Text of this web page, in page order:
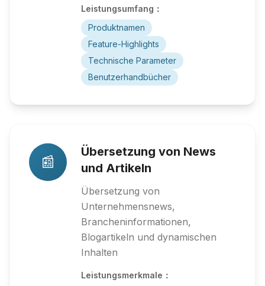
Leistungsumfang：
Produktnamen
Feature-Highlights
Technische Parameter
Benutzerhandbücher
📰
Übersetzung von News
und Artikeln
Übersetzung von
Unternehmensnews,
Brancheninformationen,
Blogartikeln und dynamischen
Inhalten
Leistungsmerkmale：